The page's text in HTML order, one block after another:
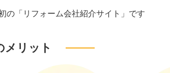
の「リフォーム会社紹介サイト」です
メリット